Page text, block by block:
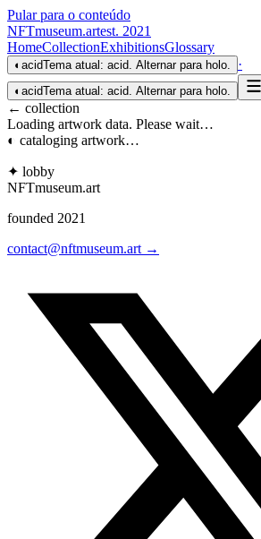
Pular para o conteúdo
NFTmuseum.artest. 2021
HomeCollectionExhibitionsGlossary
◐ acidTema atual: acid. Alternar para holo. ·
◐ acidTema atual: acid. Alternar para holo.
← collection
Loading artwork data. Please wait…
◐ cataloging artwork…
✦ lobby
NFTmuseum.art
founded 2021
contact@nftmuseum.art →